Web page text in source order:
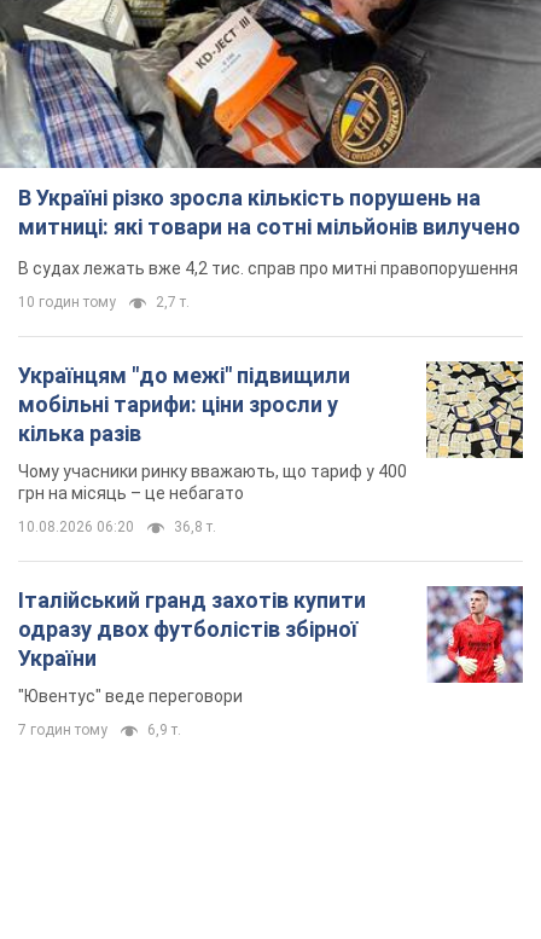
В Україні різко зросла кількість порушень на
митниці: які товари на сотні мільйонів вилучено
В судах лежать вже 4,2 тис. справ про митні правопорушення
10 годин тому 2,7 т.
Українцям "до межі" підвищили
мобільні тарифи: ціни зросли у
кілька разів
Чому учасники ринку вважають, що тариф у 400
грн на місяць – це небагато
10.08.2026 06:20 36,8 т.
Італійський гранд захотів купити
одразу двох футболістів збірної
України
"Ювентус" веде переговори
7 годин тому 6,9 т.